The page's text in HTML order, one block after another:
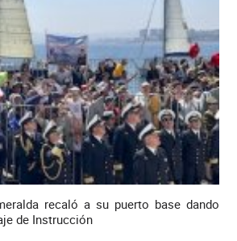
recaló a su puerto base dando
de Instrucción